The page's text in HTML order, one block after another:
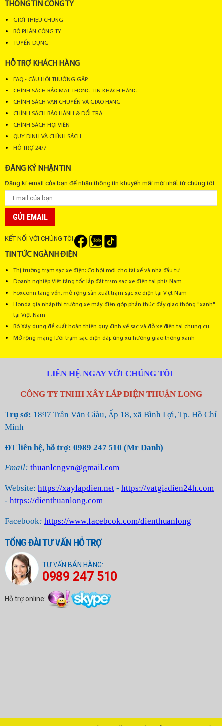
THÔNG TIN CÔNG TY
GIỚI THIỆU CHUNG
BỘ PHẬN CÔNG TY
TUYỂN DỤNG
HỖ TRỢ KHÁCH HÀNG
FAQ - CÂU HỎI THƯỜNG GẶP
CHÍNH SÁCH BẢO MẬT THÔNG TIN KHÁCH HÀNG
CHÍNH SÁCH VẬN CHUYỂN VÀ GIAO HÀNG
CHÍNH SÁCH BẢO HÀNH & ĐỔI TRẢ
CHÍNH SÁCH HỘI VIÊN
QUY ĐỊNH VÀ CHÍNH SÁCH
HỖ TRỢ 24/7
ĐĂNG KÝ NHẬN TIN
Đăng kí email của bạn để nhận thông tin khuyến mãi mới nhất từ chúng tôi.
GỬI EMAIL
KẾT NỐI VỚI CHÚNG TÔI
TIN TỨC NGÀNH ĐIỆN
Thị trường trạm sạc xe điện: Cơ hội mới cho tài xế và nhà đầu tư
Doanh nghiệp Việt tăng tốc lắp đặt trạm sạc xe điện tại phía Nam
Foxconn tăng vốn, mở rộng sản xuất trạm sạc xe điện tại Việt Nam
Honda gia nhập thị trường xe máy điện góp phần thúc đẩy giao thông "xanh"
tại Việt Nam
Bộ Xây dựng đề xuất hoàn thiện quy định về sạc và đỗ xe điện tại chung cư
Mở rộng mạng lưới trạm sạc điện đáp ứng xu hướng giao thông xanh
LIÊN HỆ NGAY VỚI CHÚNG TÔI
CÔNG TY TNHH XÂY LẮP ĐIỆN THUẬN LONG
Trụ sở: 1897 Trần Văn Giàu, Ấp 18, xã Bình Lợi, Tp. Hồ Chí
Minh
ĐT liên hệ, hỗ trợ: 0989 247 510 (Mr Danh)
Email: thuanlongvn@gmail.com
Website: https://xaylapdien.net - https://vatgiadien24h.com
- https://dienthuanlong.com
Facebook: https://www.facebook.com/dienthuanlong
TỔNG ĐÀI TƯ VẤN HỖ TRỢ
TƯ VẤN BÁN HÀNG:
0989 247 510
Hỗ trợ online: